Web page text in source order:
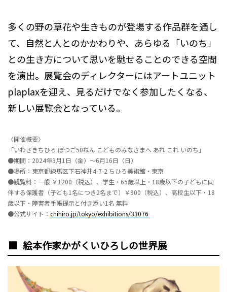
多くの野の草花や生きものが登場する作品群を通し
て、自然と人とのかかわりや、あらゆる「いのち」
との生き方について思いを馳せることのできる空間
を演出。展覧会のディレクターにはアートユニット
plaplaxを迎え、見るだけでなく参加したくなる、
新しい展覧会となっている。
〈開催概要〉
「いわさきちひろ ぼつご50ねん こどものみなさまへ あれ これ いのち」
●期間：2024年3月1日（金）～6月16日（日）
●場所：東京都練馬区下石神井4-7-2 ちひろ美術館・東京
●観覧料：一般 ￥1200（税込）、学生・65歳以上・18歳以下の子どもに同
伴する保護者（子ども1名につき2名まで）￥900（税込）、高校生以下・18
歳以下・障害者手帳提示と付き添い1名 無料
●公式サイト： chihiro.jp/tokyo/exhibitions/33076
絵本作家かがくいひろしの世界展